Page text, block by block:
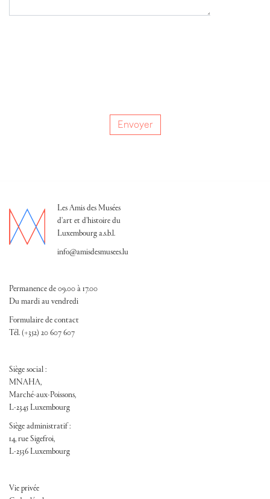
Envoyer
Les Amis des Musées
d'art et d'histoire du
Luxembourg a.s.b.l.
info@amisdesmusees.lu
Permanence de 09.00 à 17.00
Du mardi au vendredi
Formulaire de contact
Tél. (+352) 20 607 607
Siège social :
MNAHA,
Marché-aux-Poissons,
L-2345 Luxembourg
Siège administratif :
14, rue Sigefroi,
L-2536 Luxembourg
FOOTER ADM
Vie privée